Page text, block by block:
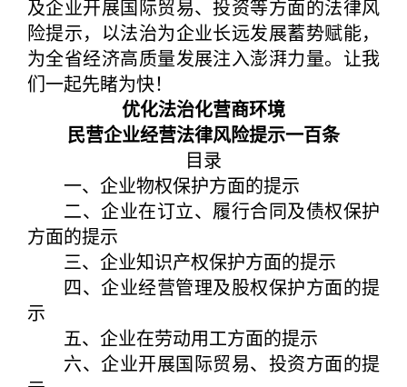
及企业开展国际贸易、投资等方面的法律风
险提示，以法治为企业长远发展蓄势赋能，
为全省经济高质量发展注入澎湃力量。让我
们一起先睹为快！
优化法治化营商环境
民营企业经营法律风险提示一百条
目录
一、企业物权保护方面的提示
二、企业在订立、履行合同及债权保护
方面的提示
三、企业知识产权保护方面的提示
四、企业经营管理及股权保护方面的提
示
五、企业在劳动用工方面的提示
六、企业开展国际贸易、投资方面的提